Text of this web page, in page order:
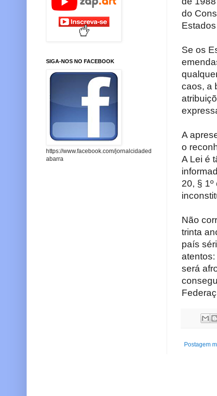
do
Se os
caos, a
A
o
A Lei é
20, §
Não
trinta
país
será
Postagem
SIGA-NOS NO FACEBOOK
https://www.facebook.com/jornalcidaded
abarra